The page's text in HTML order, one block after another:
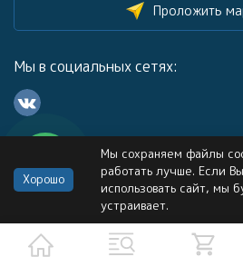
Проложить
Мы в социальных сетях:
Каталог
Услуги
Хорошо
Мы сохраняем файлы
работать лучше. Если
использовать сайт, мы
устраивает.